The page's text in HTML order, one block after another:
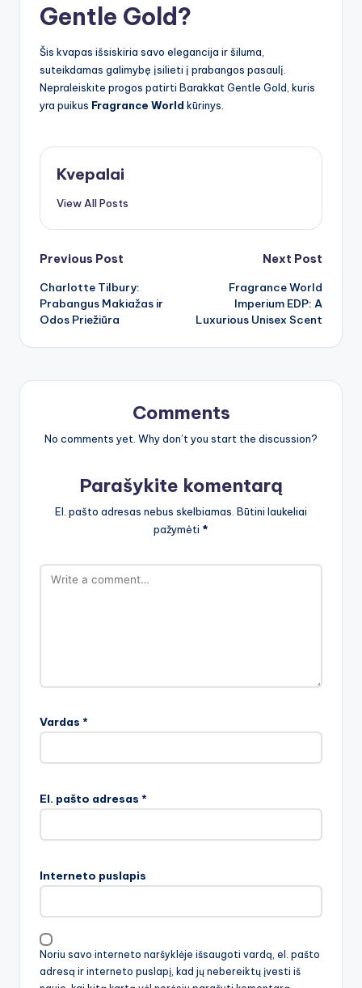
Gentle Gold?
Šis kvapas išsiskiria savo elegancija ir šiluma,
suteikdamas galimybę įsilieti į prabangos pasaulį.
Nepraleiskite progos patirti Barakkat Gentle Gold, kuris
yra puikus Fragrance World kūrinys.
Kvepalai
View All Posts
Post
navigation
Previous Post
Charlotte Tilbury:
Prabangus Makiažas ir
Odos Priežiūra
Next Post
Fragrance World
Imperium EDP: A
Luxurious Unisex Scent
Comments
No comments yet. Why don’t you start the discussion?
Parašykite komentarą
El. pašto adresas nebus skelbiamas. Būtini laukeliai
pažymėti *
Vardas *
El. pašto adresas *
Interneto puslapis
Noriu savo interneto naršyklėje išsaugoti vardą, el. pašto
adresą ir interneto puslapį, kad jų nebereiktų įvesti iš